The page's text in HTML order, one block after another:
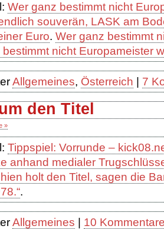
Wer ganz bestimmt nicht
souverän, LASK am
Euro. Wer ganz bestimmt
nicht Europameister
Allgemeines, Österreich 7
den Titel
»
Tippspiel: Vorrunde –
anhand medialer
holt den Titel, sagen die
.
Allgemeines 10